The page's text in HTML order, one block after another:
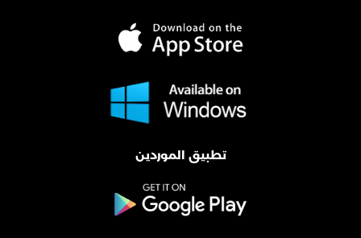
تطبيق الموردين